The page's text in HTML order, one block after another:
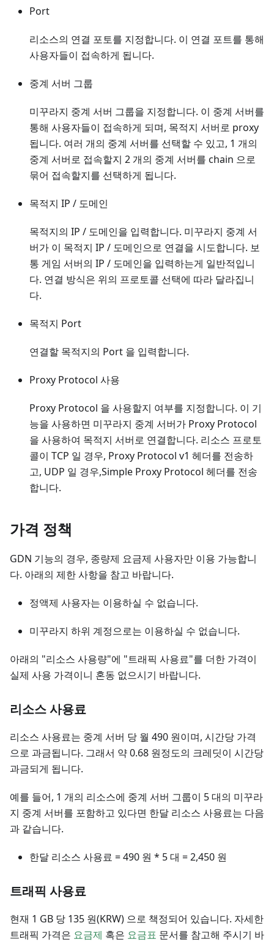
Port
리소스의 연결 포토를 지정합니다. 이 연결 포트를 통해
사용자들이 접속하게 됩니다.
중계 서버 그룹
미꾸라지 중계 서버 그룹을 지정합니다. 이 중계 서버를
통해 사용자들이 접속하게 되며, 목적지 서버로 proxy
됩니다. 여러 개의 중계 서버를 선택할 수 있고, 1 개의
중계 서버로 접속할지 2 개의 중계 서버를 chain 으로
묶어 접속할지를 선택하게 됩니다.
목적지 IP / 도메인
목적지의 IP / 도메인을 입력합니다. 미꾸라지 중계 서
버가 이 목적지 IP / 도메인으로 연결을 시도합니다. 보
통 게임 서버의 IP / 도메인을 입력하는게 일반적입니
다. 연결 방식은 위의 프로토콜 선택에 따라 달라집니
다.
목적지 Port
연결할 목적지의 Port 을 입력합니다.
Proxy Protocol 사용
Proxy Protocol 을 사용할지 여부를 지정합니다. 이 기
능을 사용하면 미꾸라지 중계 서버가 Proxy Protocol
을 사용하여 목적지 서버로 연결합니다. 리소스 프로토
콜이 TCP 일 경우, Proxy Protocol v1 헤더를 전송하
고, UDP 일 경우,Simple Proxy Protocol 헤더를 전송
합니다.
가격 정책
GDN 기능의 경우, 종량제 요금제 사용자만 이용 가능합니
다. 아래의 제한 사항을 참고 바랍니다.
정액제 사용자는 이용하실 수 없습니다.
미꾸라지 하위 계정으로는 이용하실 수 없습니다.
아래의 "리소스 사용량"에 "트래픽 사용료"를 더한 가격이
실제 사용 가격이니 혼동 없으시기 바랍니다.
리소스 사용료
리소스 사용료는 중계 서버 당 월 490 원이며, 시간당 가격
으로 과금됩니다. 그래서 약 0.68 원정도의 크레딧이 시간당
과금되게 됩니다.
예를 들어, 1 개의 리소스에 중계 서버 그룹이 5 대의 미꾸라
지 중계 서버를 포함하고 있다면 한달 리소스 사용료는 다음
과 같습니다.
한달 리소스 사용료 = 490 원 * 5 대 = 2,450 원
트래픽 사용료
현재 1 GB 당 135 원(KRW) 으로 책정되어 있습니다. 자세한
트래픽 가격은 요금제 혹은 요금표 문서를 참고해 주시기 바